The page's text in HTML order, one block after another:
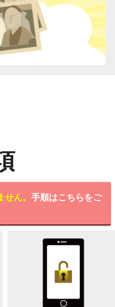
ん。 手順はこちらをご